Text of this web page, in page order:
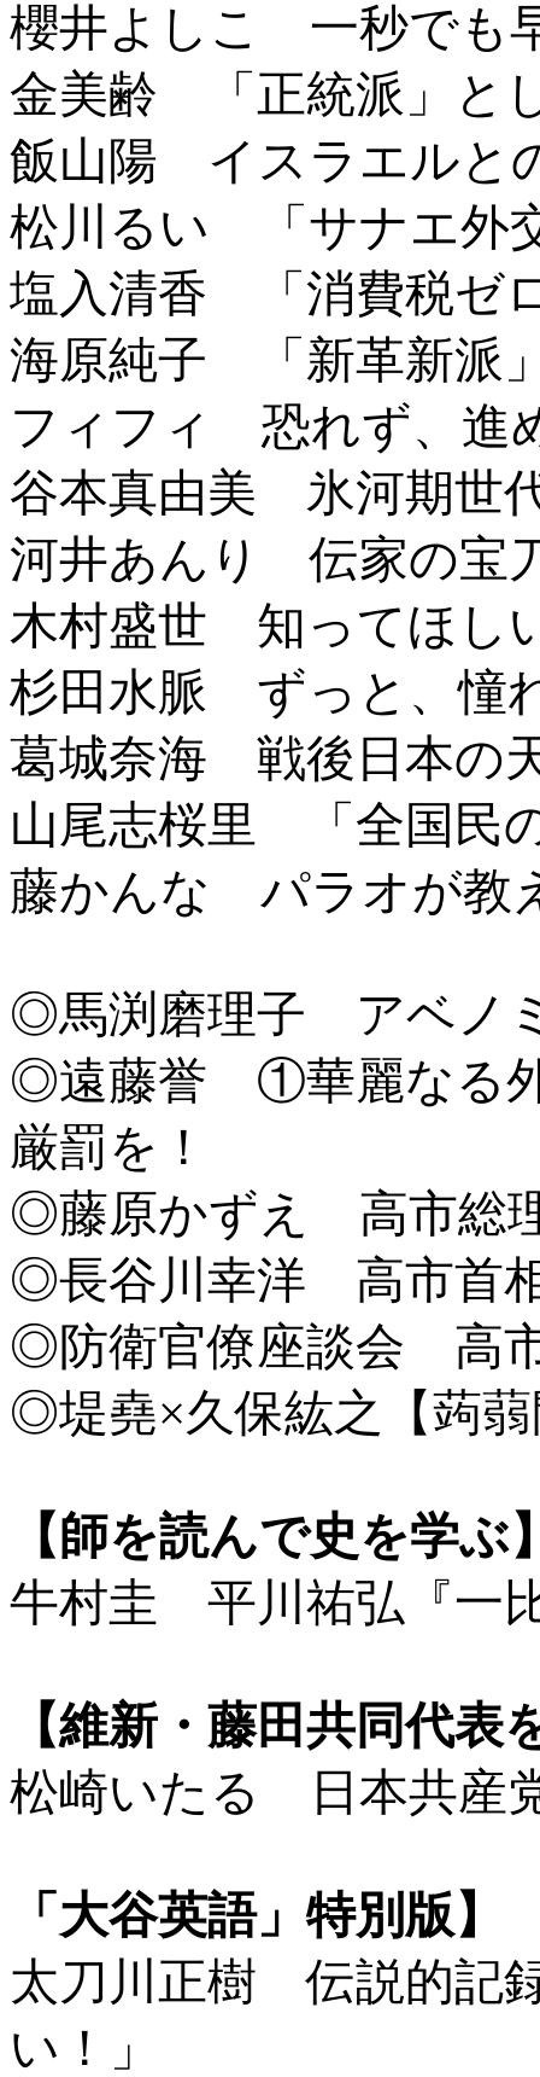
櫻井よしこ 一秒でも
金美齢 「正統派」と
飯山陽 イスラエルと
松川るい 「サナエ外
塩入清香 「消費税ゼ
海原純子 「新革新派
フィフィ 恐れず、進
谷本真由美 氷河期世
河井あんり 伝家の宝
木村盛世 知ってほし
杉田水脈 ずっと、憧
葛城奈海 戦後日本の
山尾志桜里 「全国民
藤かんな パラオが教
◎馬渕磨理子 アベノ
◎遠藤誉 ①華麗なる
厳罰を！
◎藤原かずえ 高市総
◎長谷川幸洋 高市首
◎防衛官僚座談会 高
◎堤堯×久保紘之【蒟
【師を読んで史を学ぶ
牛村圭 平川祐弘『一
【維新・藤田共同代
松崎いたる 日本共産
「大谷英語」特別版】
太刀川正樹 伝説的記
い！」